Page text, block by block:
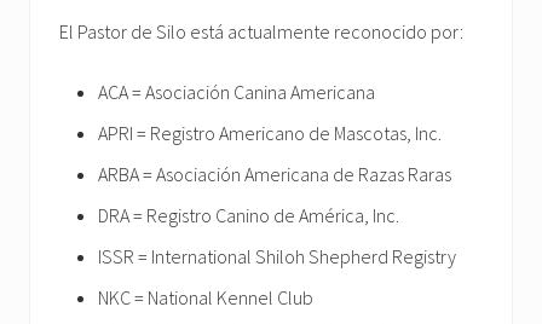
El Pastor de Silo está actualmente reconocido por:
ACA = Asociación Canina Americana
APRI = Registro Americano de Mascotas, Inc.
ARBA = Asociación Americana de Razas Raras
DRA = Registro Canino de América, Inc.
ISSR = International Shiloh Shepherd Registry
NKC = National Kennel Club